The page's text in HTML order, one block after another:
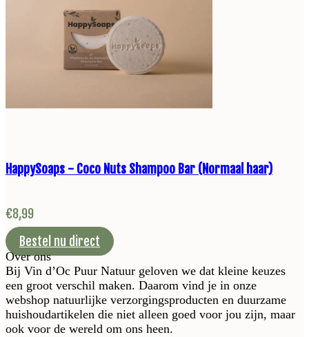
HappySoaps - Coco Nuts Shampoo Bar (Normaal haar)
€8,99
Bestel nu direct
Over ons
Bij Vin d’Oc Puur Natuur geloven we dat kleine keuzes
een groot verschil maken. Daarom vind je in onze
webshop natuurlijke verzorgingsproducten en duurzame
huishoudartikelen die niet alleen goed voor jou zijn, maar
ook voor de wereld om ons heen.